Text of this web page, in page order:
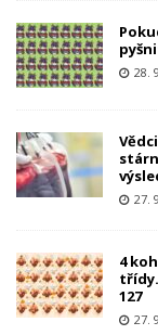
28.
27.
4
třídy.
127
27.